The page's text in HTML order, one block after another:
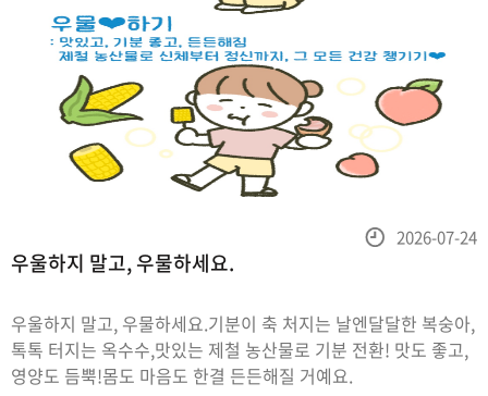
우울하지 말고, 우물하세요.
우울하지 말고, 우물하세요.기분이 축 처지는 날엔달달한 복숭아,
톡톡 터지는 옥수수,맛있는 제철 농산물로 기분 전환! 맛도 좋고,
영양도 듬뿍!몸도 마음도 한결 든든해질 거예요.
등
2026-07-24